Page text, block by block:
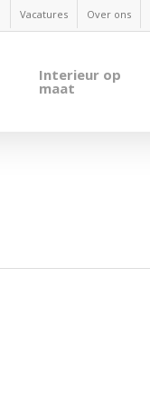
Vacatures Over ons
Interieur op
maat